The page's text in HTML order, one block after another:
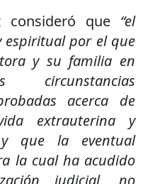
que “el
espiritual por el que
y su familia en
acerca de
extrauterina y
que la eventual
la cual ha acudido
judicial, no